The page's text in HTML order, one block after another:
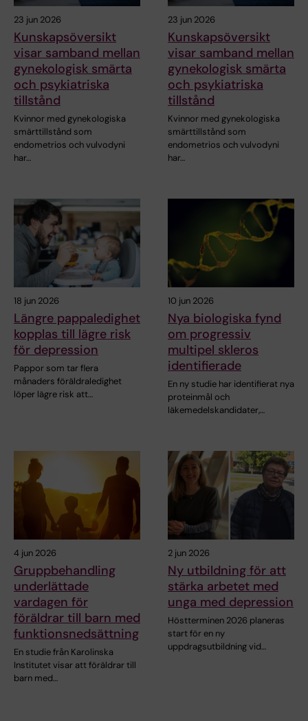
23 jun 2026
Kunskapsöversikt
visar samband mellan
gynekologisk smärta
och psykiatriska
tillstånd
Kvinnor med gynekologiska
smärttillstånd som
endometrios och vulvodyni
har…
23 jun 2026
Kunskapsöversikt
visar samband mellan
gynekologisk smärta
och psykiatriska
tillstånd
Kvinnor med gynekologiska
smärttillstånd som
endometrios och vulvodyni
har…
18 jun 2026
Längre pappaledighet
kopplas till lägre risk
för depression
Pappor som tar flera
månaders föräldraledighet
löper lägre risk att…
10 jun 2026
Nya biologiska fynd
om progressiv
multipel skleros
identifierade
En ny studie har identifierat nya
proteinmål och
läkemedelskandidater,…
4 jun 2026
Gruppbehandling
underlättade
vardagen för
föräldrar till barn med
funktionsnedsättning
En studie från Karolinska
Institutet visar att föräldrar till
barn med…
2 jun 2026
Ny utbildning för att
stärka arbetet med
unga med depression
Höstterminen 2026 planeras
start för en ny
uppdragsutbildning vid…